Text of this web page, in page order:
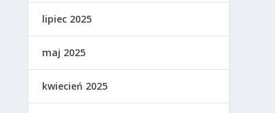
lipiec 2025
maj 2025
kwiecień 2025